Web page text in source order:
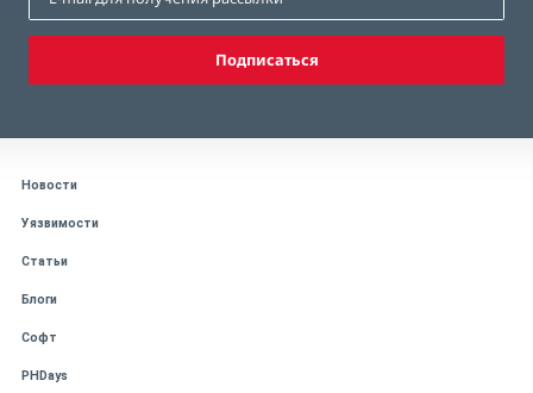
Подписаться
Новости
Уязвимости
Статьи
Блоги
Софт
PHDays